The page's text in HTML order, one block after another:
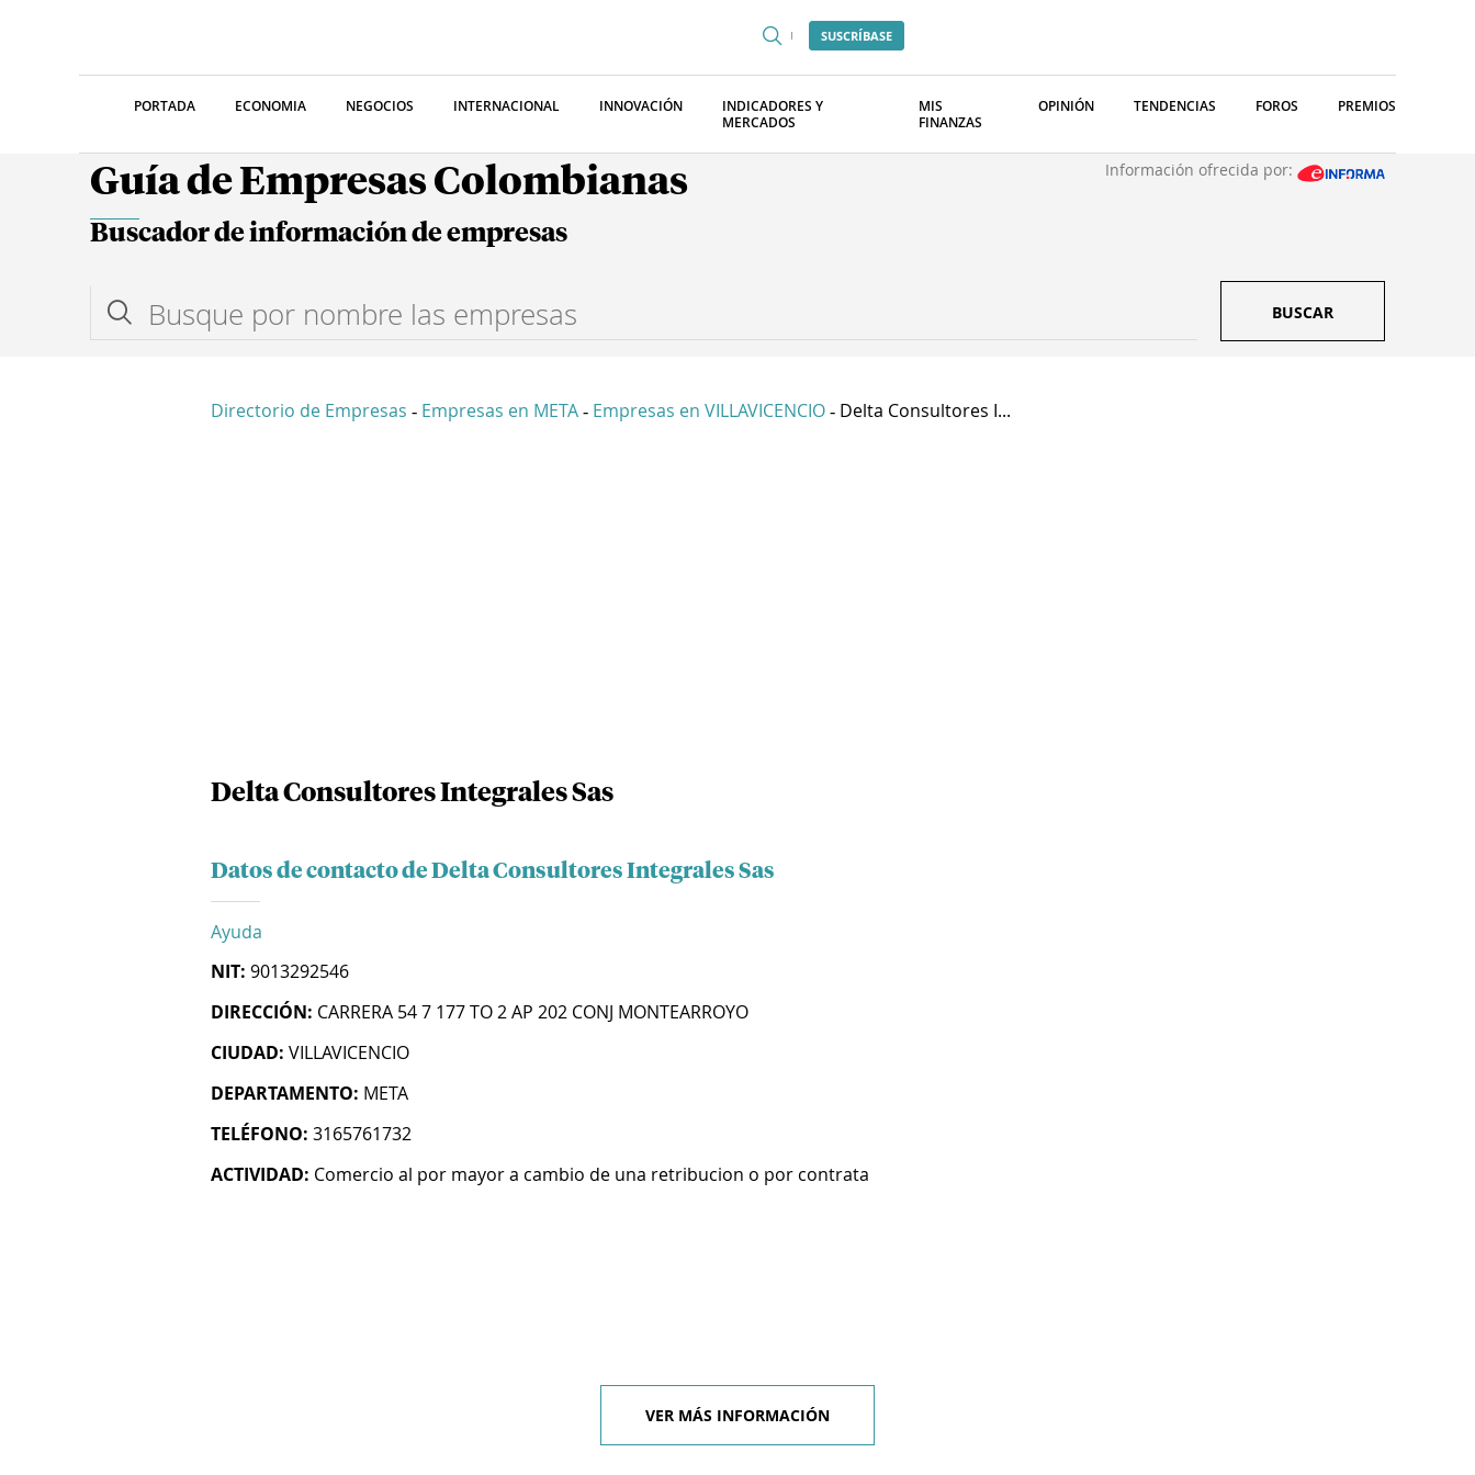
SUSCRÍBASE
PORTADA ECONOMIA NEGOCIOS INTERNACIONAL INNOVACIÓN
INDICADORES Y
MERCADOS
MIS
FINANZAS
OPINIÓN TENDENCIAS FOROS PREMIOS
Guía de Empresas Colombianas Información ofrecida por:
Buscador de información de empresas
BUSCAR
Directorio de Empresas - Empresas en META - Empresas en VILLAVICENCIO - Delta Consultores I...
Delta Consultores Integrales Sas
Datos de contacto de Delta Consultores Integrales Sas
Ayuda
NIT: 9013292546
DIRECCIÓN: CARRERA 54 7 177 TO 2 AP 202 CONJ MONTEARROYO
CIUDAD: VILLAVICENCIO
DEPARTAMENTO: META
TELÉFONO: 3165761732
ACTIVIDAD: Comercio al por mayor a cambio de una retribucion o por contrata
VER MÁS INFORMACIÓN